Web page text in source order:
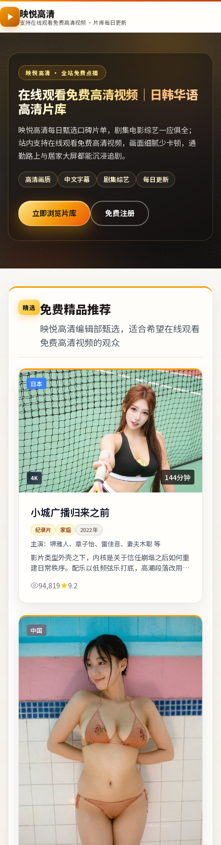
映悦高清
支持在线观看免费高清视频 · 片库每日更新
映悦高清 · 全站免费点播
在线观看免费高清视频｜日韩华语
高清片库
映悦高清每日甄选口碑片单，剧集电影综艺一应俱全；
站内支持在线观看免费高清视频，画面细腻少卡顿，通
勤路上与居家大屏都能沉浸追剧。
高清画质 中文字幕 剧集综艺 每日更新
立即浏览片库 免费注册
精选 免费精品推荐
映悦高清编辑部甄选，适合希望在线观看
免费高清视频的观众
日本
4K 144分钟
小城广播归来之前
纪录片 家庭 2022年
主演： 堺雅人、章子怡、雷佳音、妻夫木聪 等
影片类型外壳之下，内核是关于信任崩塌之后如何重
建日常秩序。配乐以低频弦乐打底，高潮段落改用钢
名单，影迷可向幕后岗位致敬。《小城广播...
94,819 9.2
中国